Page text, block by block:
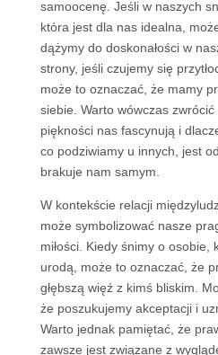
samoocenę. Jeśli w naszych
która jest dla nas idealna,
dążymy do doskonałości w
strony, jeśli czujemy się
może to oznaczać, że mamy
siebie. Warto wówczas
piękności nas fascynują i
co podziwiamy u innych, jest
brakuje nam samym.
W kontekście relacji
może symbolizować nasze
miłości. Kiedy śnimy o osobie,
urodą, może to oznaczać, że
głębszą więź z kimś bliskim.
że poszukujemy akceptacji i
Warto jednak pamiętać, że
zawsze jest związane z